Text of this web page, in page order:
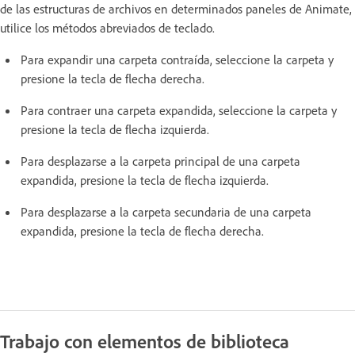
de las estructuras de archivos en determinados paneles de Animate,
utilice los métodos abreviados de teclado.
Para expandir una carpeta contraída, seleccione la carpeta y
presione la tecla de flecha derecha.
Para contraer una carpeta expandida, seleccione la carpeta y
presione la tecla de flecha izquierda.
Para desplazarse a la carpeta principal de una carpeta
expandida, presione la tecla de flecha izquierda.
Para desplazarse a la carpeta secundaria de una carpeta
expandida, presione la tecla de flecha derecha.
Trabajo con elementos de biblioteca